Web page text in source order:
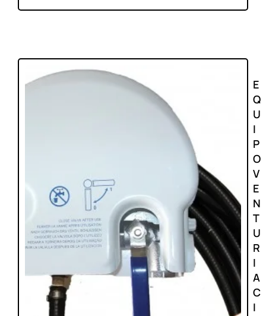
E
Q
U
I
P
O
V
E
N
T
U
R
I
A
C
I